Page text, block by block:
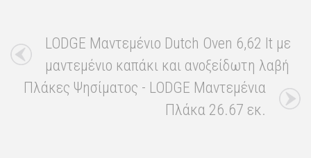
LODGE Μαντεμένιο Dutch Oven 6,62 lt με
μαντεμένιο καπάκι και ανοξείδωτη λαβή
Πλάκες Ψησίματος - LODGE Μαντεμένια
Πλάκα 26.67 εκ.